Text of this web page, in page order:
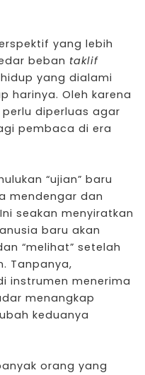
yang lebih
beban taklif
yang dialami
harinya. Oleh karena
diperluas agar
pembaca di era
“ujian” baru
mendengar dan
seakan menyiratkan
baru akan
“melihat” setelah
Tanpanya,
instrumen menerima
menangkap
keduanya
orang yang